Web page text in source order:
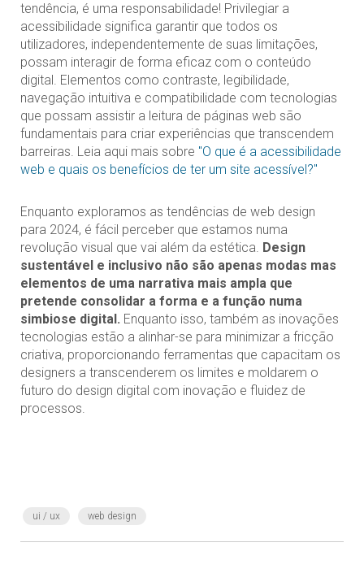
tendência, é uma responsabilidade! Privilegiar a
acessibilidade significa garantir que todos os
utilizadores, independentemente de suas limitações,
possam interagir de forma eficaz com o conteúdo
digital. Elementos como contraste, legibilidade,
navegação intuitiva e compatibilidade com tecnologias
que possam assistir a leitura de páginas web são
fundamentais para criar experiências que transcendem
barreiras. Leia aqui mais sobre "O que é a acessibilidade
web e quais os benefícios de ter um site acessível?"
Enquanto exploramos as tendências de web design
para 2024, é fácil perceber que estamos numa
revolução visual que vai além da estética. Design
sustentável e inclusivo não são apenas modas mas
elementos de uma narrativa mais ampla que
pretende consolidar a forma e a função numa
simbiose digital. Enquanto isso, também as inovações
tecnologias estão a alinhar-se para minimizar a fricção
criativa, proporcionando ferramentas que capacitam os
designers a transcenderem os limites e moldarem o
futuro do design digital com inovação e fluidez de
processos.
ui / ux web design